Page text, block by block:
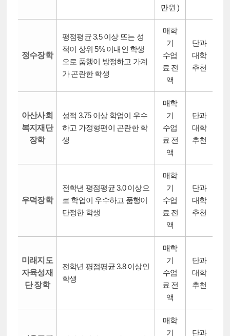
만원 )
정수장학
평점평균 3.5 이상 또는 성
적이 상위 5% 이내인 학생
으로 품행이 방정하고 가계
가 곤란한 학생
매학
기
수업
료 전
액
단과
대학
추천
아산사회
복지재단
장학
성적 3.75 이상 학업이 우수
하고 가정형편이 곤란한 학
생
매학
기
수업
료 전
액
단과
대학
추천
우덕장학
전학년 평점평균 3.0 이상으
로 학업이 우수하고 품행이
단정한 학생
매학
기
수업
료 전
액
단과
대학
추천
미래지도
자육성재
단 장학
전학년 평점평균 3.8 이상인
학생
매학
기
수업
료 전
액
단과
대학
추천
매학
기
단과